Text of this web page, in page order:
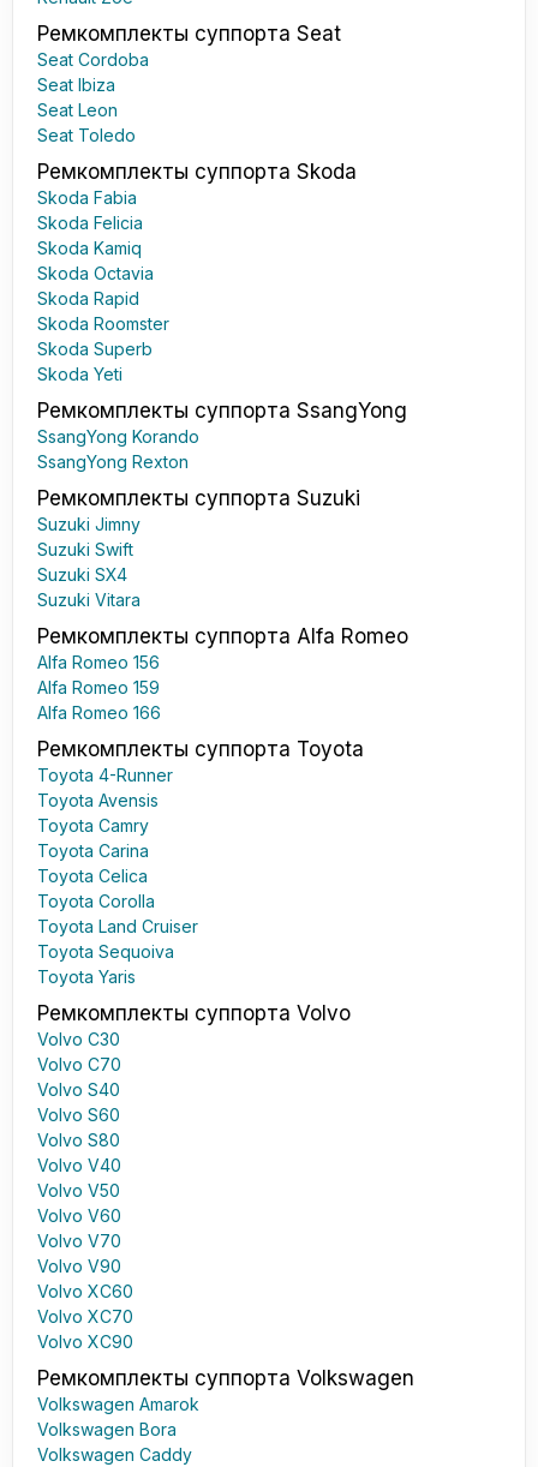
Ремкомплекты суппорта Seat
Seat Cordoba
Seat Ibiza
Seat Leon
Seat Toledo
Ремкомплекты суппорта Skoda
Skoda Fabia
Skoda Felicia
Skoda Kamiq
Skoda Octavia
Skoda Rapid
Skoda Roomster
Skoda Superb
Skoda Yeti
Ремкомплекты суппорта SsangYong
SsangYong Korando
SsangYong Rexton
Ремкомплекты суппорта Suzuki
Suzuki Jimny
Suzuki Swift
Suzuki SX4
Suzuki Vitara
Ремкомплекты суппорта Alfa Romeo
Alfa Romeo 156
Alfa Romeo 159
Alfa Romeo 166
Ремкомплекты суппорта Toyota
Toyota 4-Runner
Toyota Avensis
Toyota Camry
Toyota Carina
Toyota Celica
Toyota Corolla
Toyota Land Cruiser
Toyota Sequoiva
Toyota Yaris
Ремкомплекты суппорта Volvo
Volvo C30
Volvo C70
Volvo S40
Volvo S60
Volvo S80
Volvo V40
Volvo V50
Volvo V60
Volvo V70
Volvo V90
Volvo XC60
Volvo XC70
Volvo XC90
Ремкомплекты суппорта Volkswagen
Volkswagen Amarok
Volkswagen Bora
Volkswagen Caddy